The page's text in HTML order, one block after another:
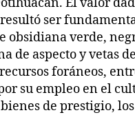
ser
obsidiana verde,
de aspecto y vetas
foráneos,
su empleo en el
de prestigio, los